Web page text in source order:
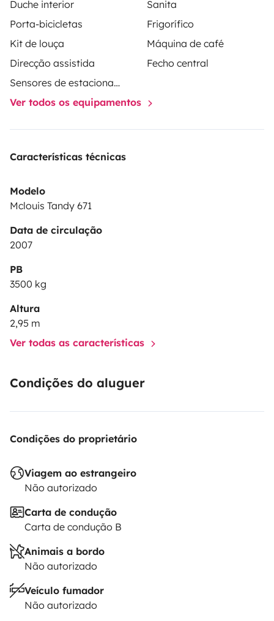
Duche interior
Sanita
Porta-bicicletas
Frigorífico
Kit de louça
Máquina de café
Direcção assistida
Fecho central
Sensores de estacionamento
Ver todos os equipamentos
Características técnicas
Modelo
Mclouis Tandy 671
Data de circulação
2007
PB
3500 kg
Altura
2,95 m
Ver todas as características
Condições do aluguer
Condições do proprietário
Viagem ao estrangeiro
Não autorizado
Carta de condução
Carta de condução B
Animais a bordo
Não autorizado
Veículo fumador
Não autorizado